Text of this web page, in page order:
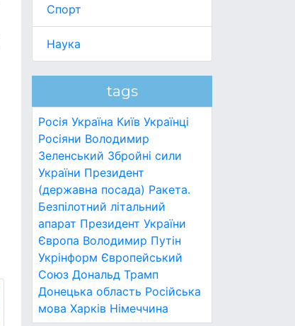
Спорт
Наука
tags
Росія Україна Київ Українці
Росіяни Володимир
Зеленський Збройні сили
України Президент
(державна посада) Ракета.
Безпілотний літальний
апарат Президент України
Європа Володимир Путін
Укрінформ Європейський
Союз Дональд Трамп
Донецька область Російська
мова Харків Німеччина